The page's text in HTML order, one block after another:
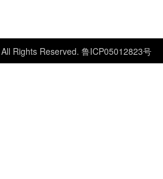
Rights Reserved. 鲁ICP05012823号